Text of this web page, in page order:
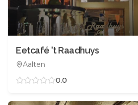
Eetcafé 't Raadhuys
Aalten
0.0